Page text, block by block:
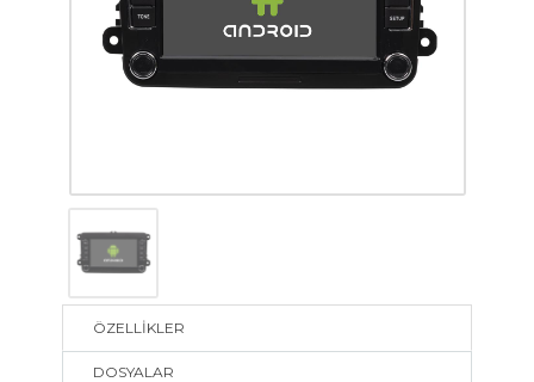
ÖZELLİKLER
DOSYALAR